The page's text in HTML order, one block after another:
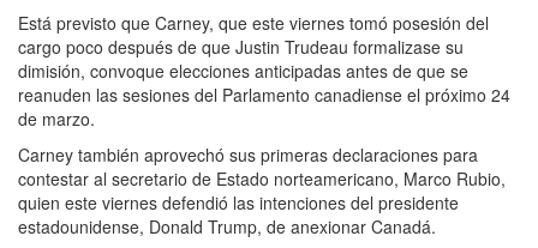
Está previsto que Carney, que este viernes tomó posesión del
cargo poco después de que Justin Trudeau formalizase su
dimisión, convoque elecciones anticipadas antes de que se
reanuden las sesiones del Parlamento canadiense el próximo 24
de marzo.
Carney también aprovechó sus primeras declaraciones para
contestar al secretario de Estado norteamericano, Marco Rubio,
quien este viernes defendió las intenciones del presidente
estadounidense, Donald Trump, de anexionar Canadá.